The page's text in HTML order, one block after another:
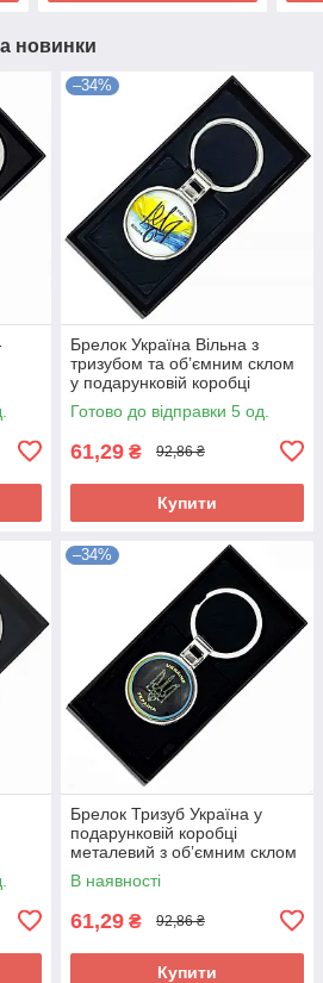
новинки
–34%
Брелок Україна Вільна з
тризубом та обʼємним склом
у подарунковій коробці
Готово до відправки 5 од.
61,29 ₴ 92,86 ₴
Купити
–34%
Брелок Тризуб Україна у
подарунковій коробці
металевий з обʼємним склом
В наявності
61,29 ₴ 92,86 ₴
Купити